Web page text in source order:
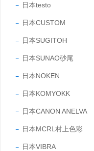
日本testo
日本CUSTOM
日本SUGITOH
日本SUNAO砂尾
日本NOKEN
日本KOMYOKK
日本CANON ANELVA
日本MCRL村上色彩
日本VIBRA